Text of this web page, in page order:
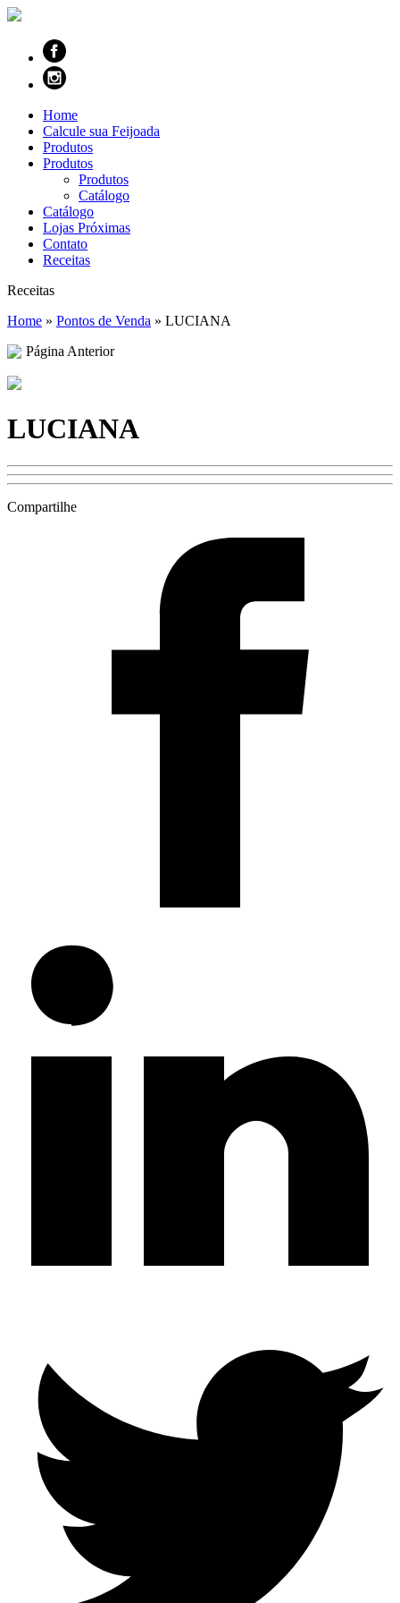
Home
Calcule sua Feijoada
Produtos
Produtos
Produtos
Catálogo
Catálogo
Lojas Próximas
Contato
Receitas
Receitas
Home » Pontos de Venda » LUCIANA
Página Anterior
LUCIANA
Compartilhe